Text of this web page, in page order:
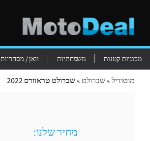
מכוניות קטנות משפחתיות וואן / מסחריות
מוטודיל»שברולט»שברולט טראוורס 2022
מחיר שלנו: